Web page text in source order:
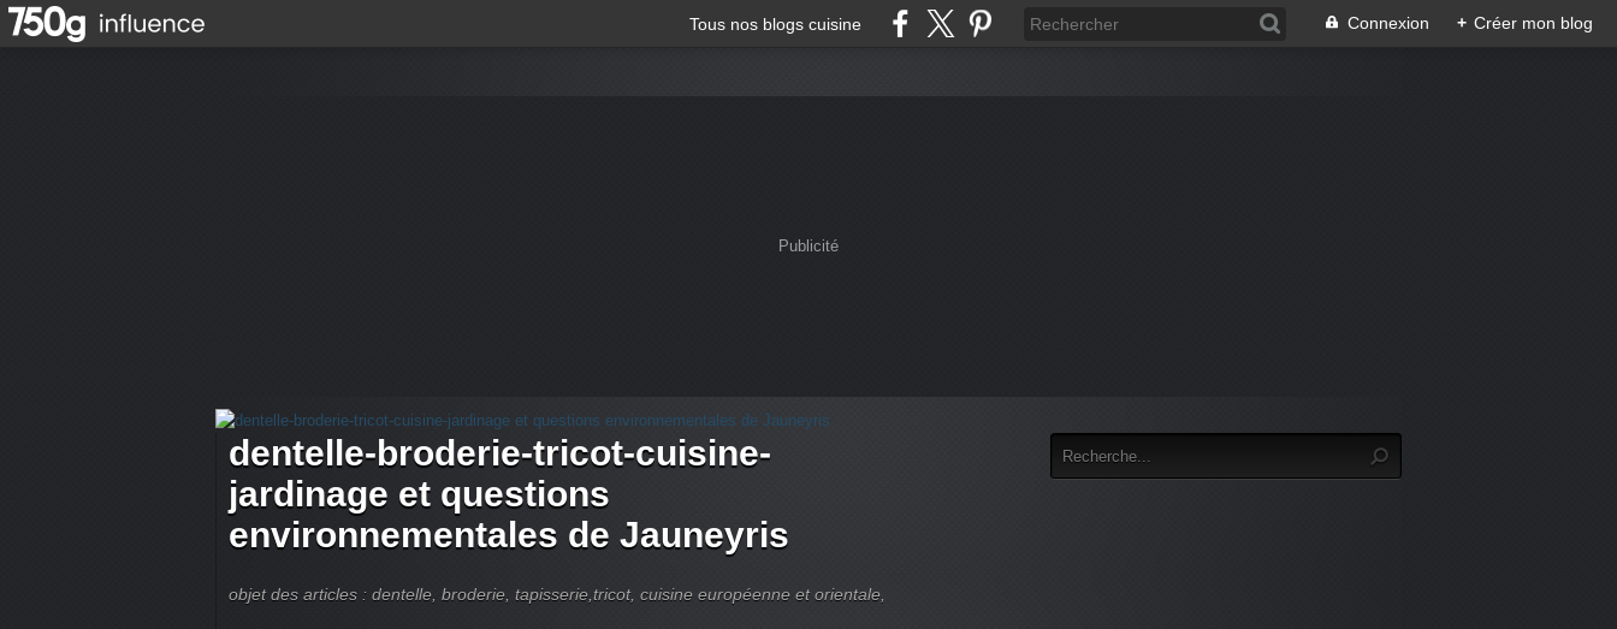
Tous nos blogs cuisine Connexion + Créer mon blog
Publicité
dentelle-broderie-tricot-cuisine-
jardinage et questions
environnementales de Jauneyris
objet des articles : dentelle, broderie, tapisserie,tricot, cuisine européenne et orientale,